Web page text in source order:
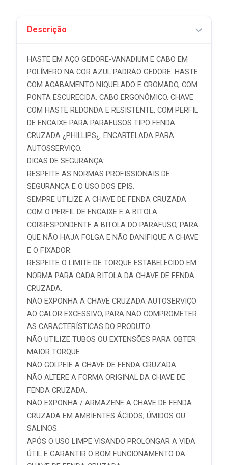
Descrição
HASTE EM AÇO GEDORE-VANADIUM E CABO EM
POLÍMERO NA COR AZUL PADRÃO GEDORE. HASTE
COM ACABAMENTO NIQUELADO E CROMADO, COM
PONTA ESCURECIDA. CABO ERGONÔMICO. CHAVE
COM HASTE REDONDA E RESISTENTE, COM PERFIL
DE ENCAIXE PARA PARAFUSOS TIPO FENDA
CRUZADA ¿PHILLIPS¿. ENCARTELADA PARA
AUTOSSERVIÇO.
DICAS DE SEGURANÇA:
RESPEITE AS NORMAS PROFISSIONAIS DE
SEGURANÇA E O USO DOS EPIS.
SEMPRE UTILIZE A CHAVE DE FENDA CRUZADA
COM O PERFIL DE ENCAIXE E A BITOLA
CORRESPONDENTE A BITOLA DO PARAFUSO, PARA
QUE NÃO HAJA FOLGA E NÃO DANIFIQUE A CHAVE
E O FIXADOR.
RESPEITE O LIMITE DE TORQUE ESTABELECIDO EM
NORMA PARA CADA BITOLA DA CHAVE DE FENDA
CRUZADA.
NÃO EXPONHA A CHAVE CRUZADA AUTOSERVIÇO
AO CALOR EXCESSIVO, PARA NÃO COMPROMETER
AS CARACTERÍSTICAS DO PRODUTO.
NÃO UTILIZE TUBOS OU EXTENSÕES PARA OBTER
MAIOR TORQUE.
NÃO GOLPEIE A CHAVE DE FENDA CRUZADA.
NÃO ALTERE A FORMA ORIGINAL DA CHAVE DE
FENDA CRUZADA.
NÃO EXPONHA / ARMAZENE A CHAVE DE FENDA
CRUZADA EM AMBIENTES ÁCIDOS, ÚMIDOS OU
SALINOS.
APÓS O USO LIMPE VISANDO PROLONGAR A VIDA
ÚTIL E GARANTIR O BOM FUNCIONAMENTO DA